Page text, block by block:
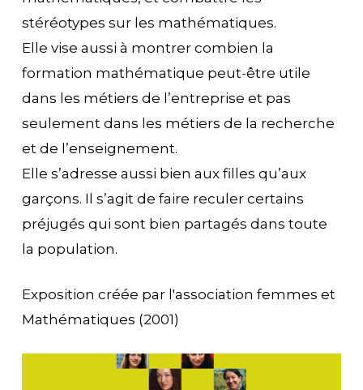
stéréotypes sur les mathématiques.
Elle vise aussi à montrer combien la
formation mathématique peut-être utile
dans les métiers de l’entreprise et pas
seulement dans les métiers de la recherche
et de l’enseignement.
Elle s’adresse aussi bien aux filles qu’aux
garçons. Il s’agit de faire reculer certains
préjugés qui sont bien partagés dans toute
la population.
Exposition créée par l'association femmes et
Mathématiques (2001)